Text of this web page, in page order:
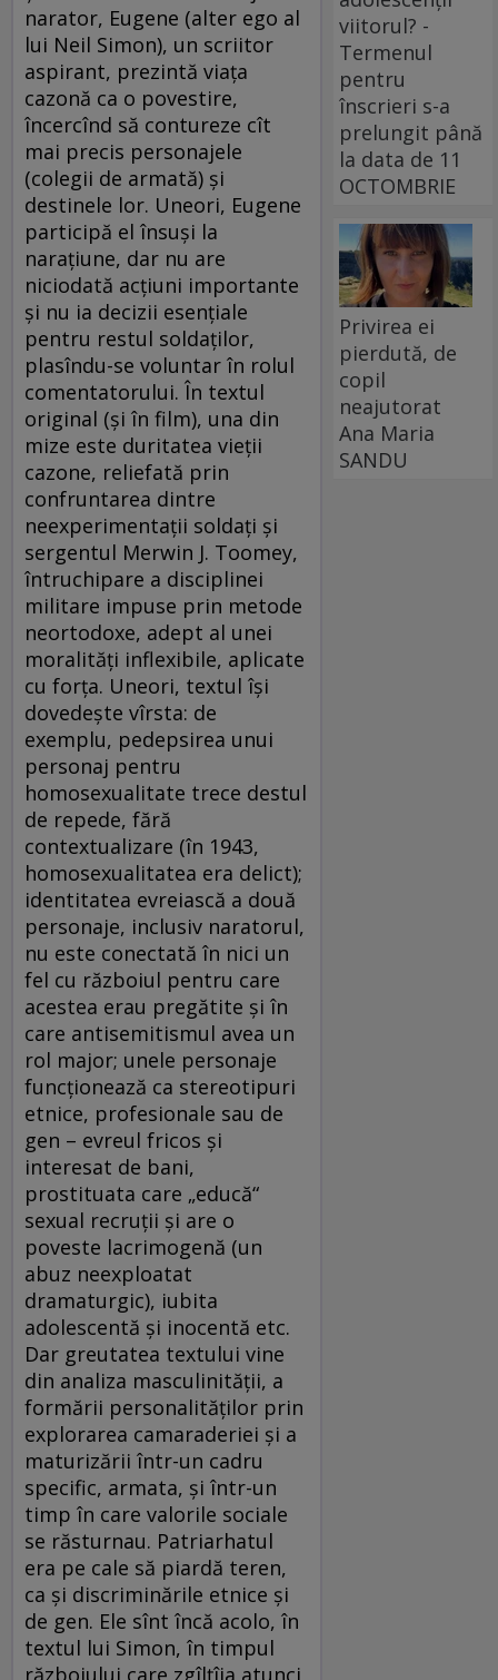
narator, Eugene (alter ego al
lui Neil Simon), un scriitor
aspirant, prezintă viaţa
cazonă ca o povestire,
încercînd să contureze cît
mai precis personajele
(colegii de armată) şi
destinele lor. Uneori, Eugene
participă el însuşi la
naraţiune, dar nu are
niciodată acţiuni importante
şi nu ia decizii esenţiale
pentru restul soldaţilor,
plasîndu-se voluntar în rolul
comentatorului. În textul
original (şi în film), una din
mize este duritatea vieţii
cazone, reliefată prin
confruntarea dintre
neexperimentaţii soldaţi şi
sergentul Merwin J. Toomey,
întruchipare a disciplinei
militare impuse prin metode
neortodoxe, adept al unei
moralităţi inflexibile, aplicate
cu forţa. Uneori, textul îşi
dovedeşte vîrsta: de
exemplu, pedepsirea unui
personaj pentru
homosexualitate trece destul
de repede, fără
contextualizare (în 1943,
homosexualitatea era delict);
identitatea evreiască a două
personaje, inclusiv naratorul,
nu este conectată în nici un
fel cu războiul pentru care
acestea erau pregătite şi în
care antisemitismul avea un
rol major; unele personaje
funcţionează ca stereotipuri
etnice, profesionale sau de
gen – evreul fricos şi
interesat de bani,
prostituata care „educă“
sexual recruţii şi are o
poveste lacrimogenă (un
abuz neexploatat
dramaturgic), iubita
adolescentă şi inocentă etc.
Dar greutatea textului vine
din analiza masculinităţii, a
formării personalităţilor prin
explorarea camaraderiei şi a
maturizării într-un cadru
specific, armata, şi într-un
timp în care valorile sociale
se răsturnau. Patriarhatul
era pe cale să piardă teren,
ca şi discriminările etnice şi
de gen. Ele sînt încă acolo, în
textul lui Simon, în timpul
viitorul? -
Termenul
pentru
înscrieri s-a
prelungit până
la data de 11
OCTOMBRIE
Privirea ei
pierdută, de
copil
neajutorat
Ana Maria
SANDU